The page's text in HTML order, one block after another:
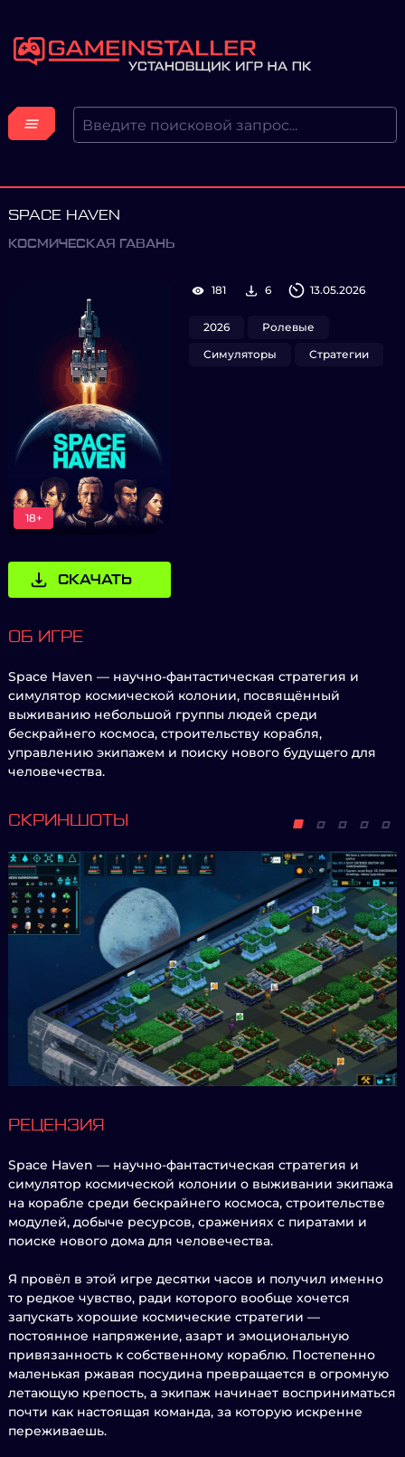
SPACE HAVEN
КОСМИЧЕСКАЯ ГАВАНЬ
18+
СКАЧАТЬ
181 6 13.05.2026
2026
Ролевые
Симуляторы
Стратегии
ОБ ИГРЕ
Space Haven — научно-фантастическая стратегия и
симулятор космической колонии, посвящённый
выживанию небольшой группы людей среди
бескрайнего космоса, строительству корабля,
управлению экипажем и поиску нового будущего для
человечества.
СКРИНШОТЫ
РЕЦЕНЗИЯ
Space Haven — научно-фантастическая стратегия и
симулятор космической колонии о выживании экипажа
на корабле среди бескрайнего космоса, строительстве
модулей, добыче ресурсов, сражениях с пиратами и
поиске нового дома для человечества.
Я провёл в этой игре десятки часов и получил именно
то редкое чувство, ради которого вообще хочется
запускать хорошие космические стратегии —
постоянное напряжение, азарт и эмоциональную
привязанность к собственному кораблю. Постепенно
маленькая ржавая посудина превращается в огромную
летающую крепость, а экипаж начинает восприниматься
почти как настоящая команда, за которую искренне
переживаешь.